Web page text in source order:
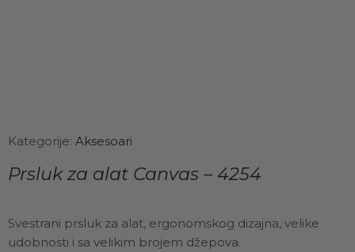
Kategorije: Aksesoari
Prsluk za alat Canvas – 4254
Svestrani prsluk za alat, ergonomskog dizajna, velike
udobnosti i sa velikim brojem džepova.